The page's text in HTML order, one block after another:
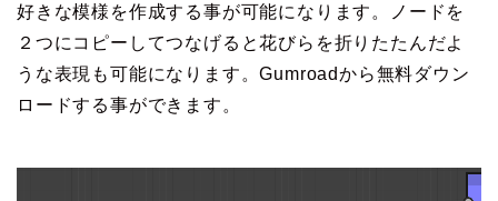
好きな模様を作成する事が可能になります。ノードを
２つにコピーしてつなげると花びらを折りたたんだよ
うな表現も可能になります。Gumroadから無料ダウン
ロードする事ができます。